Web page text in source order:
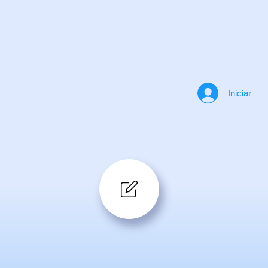
Iniciar